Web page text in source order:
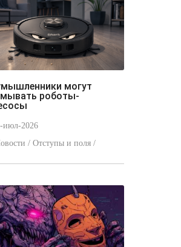
роботы-
июл-2026
/ Отступы и поля /
/ Цвет / Видео уроки